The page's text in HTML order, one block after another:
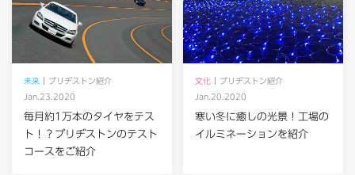
毎月約1万本のタイヤをテス
ト！？ブリヂストンのテスト
コースをご紹介
未来
ブリヂストン紹介
Jan.23.2020
寒い冬に癒しの光景！工場の
イルミネーションを紹介
文化
ブリヂストン紹介
Jan.20.2020